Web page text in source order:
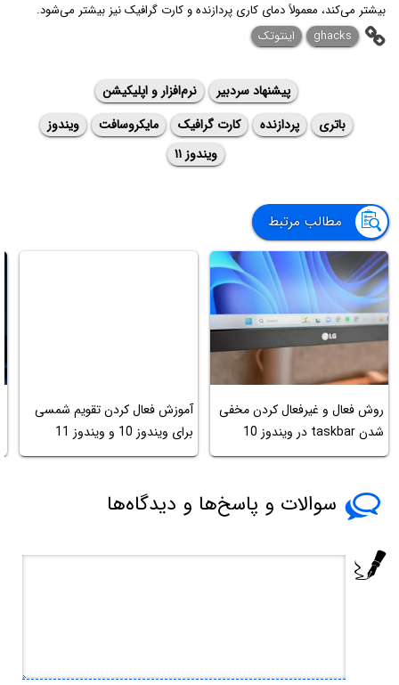
بیشتر می‌کند، معمولاً دمای کاری پردازنده و کارت گرافیک نیز بیشتر می‌شود.
ghacks
اینتوتک
پیشنهاد سردبیر
نرم‌افزار و اپلیکیشن
باتری
پردازنده کارت گرافیک مایکروسافت
ویندوز
ویندوز ۱۱
مطالب مرتبط
روش فعال و غیرفعال کردن مخفی
شدن taskbar در ویندوز 10
آموزش فعال کردن تقویم شمسی
برای ویندوز 10 و ویندوز 11
سوالات و پاسخ‌ها و دیدگاه‌ها